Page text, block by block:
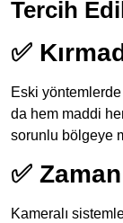
Tercih
✅
Eski yöntemlerde
da hem maddi
sorunlu bölgeye
✅
Kameralı